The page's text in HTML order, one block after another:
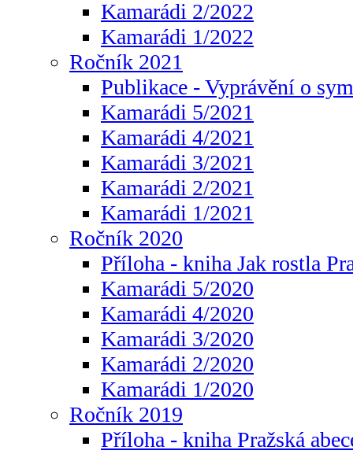
Kamarádi 2/2022
Kamarádi 1/2022
Ročník 2021
Publikace - Vyprávění o
Kamarádi 5/2021
Kamarádi 4/2021
Kamarádi 3/2021
Kamarádi 2/2021
Kamarádi 1/2021
Ročník 2020
Příloha - kniha Jak rostla
Kamarádi 5/2020
Kamarádi 4/2020
Kamarádi 3/2020
Kamarádi 2/2020
Kamarádi 1/2020
Ročník 2019
Příloha - kniha Pražská